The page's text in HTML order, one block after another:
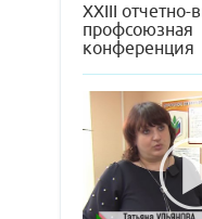
XXIII отчетно-
профсоюзная
конференция